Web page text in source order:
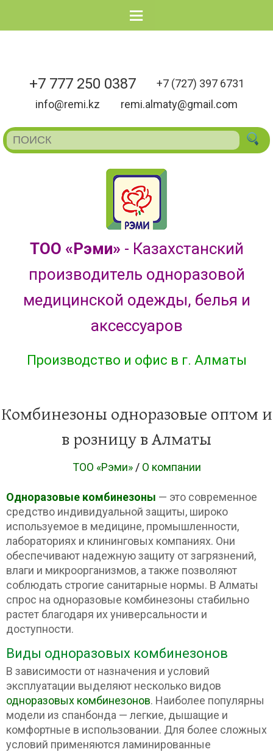
+7 777 250 0387
+7 (727) 397 6731
info@remi.kz
remi.almaty@gmail.com
ТОО «Рэми» - Казахстанский
производитель одноразовой
медицинской одежды, белья и
аксессуаров
Производство и офис в г. Алматы
Комбинезоны одноразовые оптом и
в розницу в Алматы
ТОО «Рэми» / О компании
Одноразовые комбинезоны — это современное
средство индивидуальной защиты, широко
используемое в медицине, промышленности,
лабораториях и клининговых компаниях. Они
обеспечивают надежную защиту от загрязнений,
влаги и микроорганизмов, а также позволяют
соблюдать строгие санитарные нормы. В Алматы
спрос на одноразовые комбинезоны стабильно
растет благодаря их универсальности и
доступности.
Виды одноразовых комбинезонов
В зависимости от назначения и условий
эксплуатации выделяют несколько видов
одноразовых комбинезонов. Наиболее популярны
модели из спанбонда — легкие, дышащие и
комфортные в использовании. Для более сложных
условий применяются ламинированные